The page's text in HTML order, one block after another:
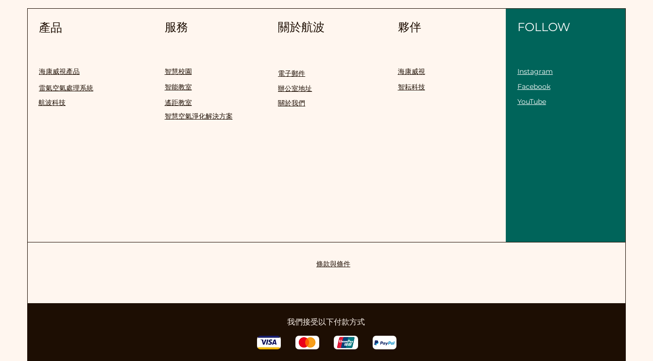
產品
海康威視產品
雷氣空氣處理系統
航波科技
服務
智慧校園
智能教室
遙距教室
智慧空氣淨化解決方案
關於航波
電子郵件
辦公室地址
關於我們
夥伴
海康威視
智耘科技
FOLLOW
Instagram
Facebook
YouTube
條款與條件
我們接受以下付款方式